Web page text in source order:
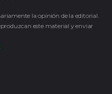
la opinión de la editorial.
este material y enviar